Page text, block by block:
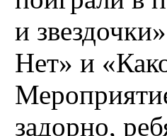
и
Нет» и
задорно,